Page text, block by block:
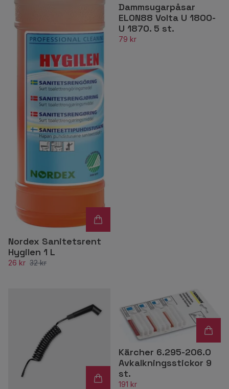
Nordex Sanitetsrent
Hygilen 1 L
26 kr 32 kr
Dammsugarpåsar
ELON88 Volta U 1800-
U 1870. 5 st.
79 kr
Kärcher 6.295-206.0
Avkalkningsstickor 9
st.
191 kr